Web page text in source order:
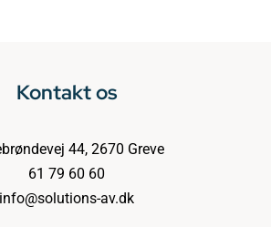
Kontakt os
44, 2670 Greve
61 79 60 60
info@solutions-av.dk